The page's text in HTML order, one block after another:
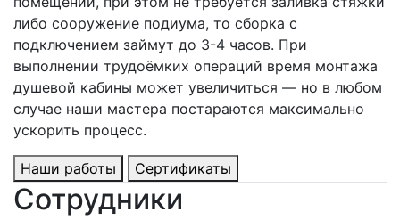
либо сооружение подиума, то сборка с
подключением займут до 3-4 часов. При
выполнении трудоёмких операций время монтажа
душевой кабины может увеличиться — но в любом
случае наши мастера постараются максимально
ускорить процесс.
Наши работы Сертификаты
Сотрудники